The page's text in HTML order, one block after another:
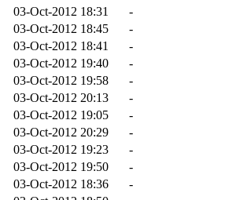
03-Oct-2012 18:31
-
03-Oct-2012 18:45
-
03-Oct-2012 18:41
-
03-Oct-2012 19:40
-
03-Oct-2012 19:58
-
03-Oct-2012 20:13
-
03-Oct-2012 19:05
-
03-Oct-2012 20:29
-
03-Oct-2012 19:23
-
03-Oct-2012 19:50
-
03-Oct-2012 18:36
-